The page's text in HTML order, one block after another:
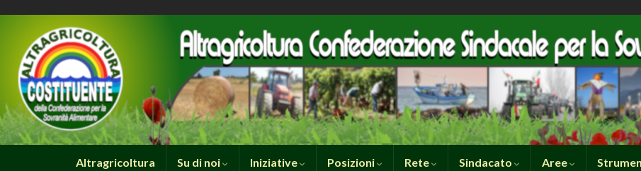
Altragricoltura Su di noi Iniziative Posizioni Rete Sindacato Aree